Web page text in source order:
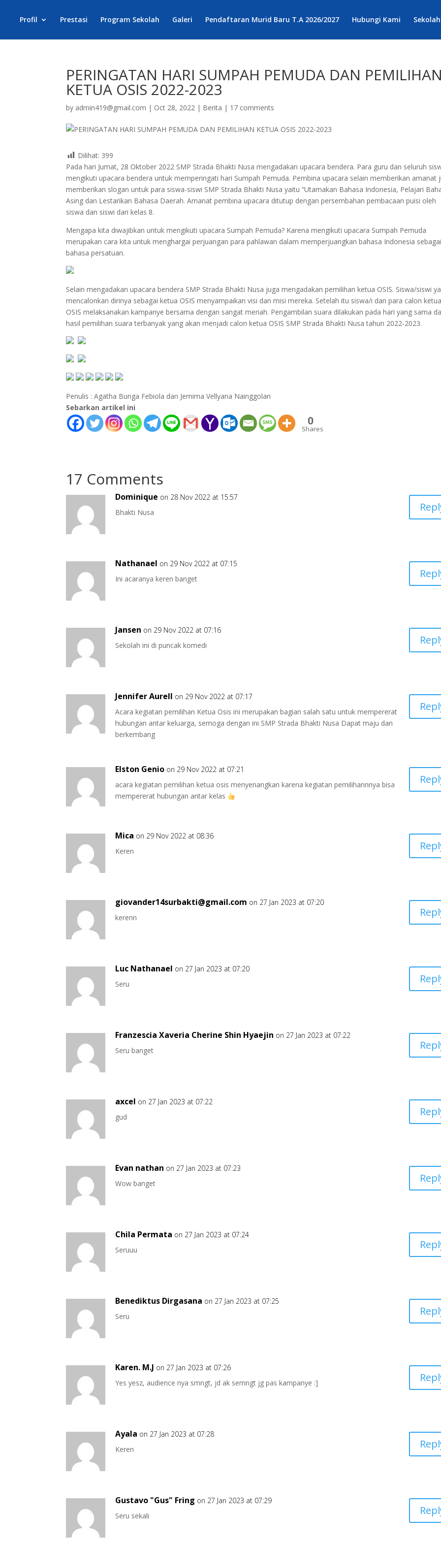
Profil Prestasi Program Sekolah Galeri Pendaftaran Murid Baru T.A 2026/2027 Hubungi Kami Sekolah
PERINGATAN HARI SUMPAH PEMUDA DAN PEMILIHAN
KETUA OSIS 2022-2023
by admin419@gmail.com | Oct 28, 2022 | Berita | 17 comments
Dilihat: 399
Pada hari Jumat, 28 Oktober 2022 SMP Strada Bhakti Nusa mengadakan upacara bendera. Para guru dan seluruh
mengikuti upacara bendera untuk memperingati hari Sumpah Pemuda. Pembina upacara selain memberikan amanat
memberikan slogan untuk para siswa-siswi SMP Strada Bhakti Nusa yaitu “Utamakan Bahasa Indonesia, Pelajari
Asing dan Lestarikan Bahasa Daerah. Amanat pembina upacara ditutup dengan persembahan pembacaan puisi oleh
siswa dan siswi dari kelas 8.
Mengapa kita diwajibkan untuk mengikuti upacara Sumpah Pemuda? Karena mengikuti upacara Sumpah Pemuda
merupakan cara kita untuk menghargai perjuangan para pahlawan dalam memperjuangkan bahasa Indonesia sebagai
bahasa persatuan.
Selain mengadakan upacara bendera SMP Strada Bhakti Nusa juga mengadakan pemilihan ketua OSIS. Siswa/siswi
mencalonkan dirinya sebagai ketua OSIS menyampaikan visi dan misi mereka. Setelah itu siswa/i dan para calon ketua
OSIS melaksanakan kampanye bersama dengan sangat meriah. Pengambilan suara dilakukan pada hari yang sama
hasil pemilihan suara terbanyak yang akan menjadi calon ketua OSIS SMP Strada Bhakti Nusa tahun 2022-2023.
Penulis : Agatha Bunga Febiola dan Jemima Vellyana Nainggolan
Sebarkan artikel ini
0
Shares
17 Comments
Dominique on 28 Nov 2022 at 15:57
Bhakti Nusa
Nathanael on 29 Nov 2022 at 07:15
Ini acaranya keren banget
Jansen on 29 Nov 2022 at 07:16
Sekolah ini di puncak komedi
Jennifer Aurell on 29 Nov 2022 at 07:17
Acara kegiatan pemilihan Ketua Osis ini merupakan bagian salah satu untuk mempererat
hubungan antar keluarga, semoga dengan ini SMP Strada Bhakti Nusa Dapat maju dan
berkembang
Elston Genio on 29 Nov 2022 at 07:21
acara kegiatan pemilihan ketua osis menyenangkan karena kegiatan pemilihannnya bisa
mempererat hubungan antar kelas
Mica on 29 Nov 2022 at 08:36
Keren
giovander14surbakti@gmail.com on 27 Jan 2023 at 07:20
kerenn
Luc Nathanael on 27 Jan 2023 at 07:20
Seru
Franzescia Xaveria Cherine Shin Hyaejin on 27 Jan 2023 at 07:22
Seru banget
axcel on 27 Jan 2023 at 07:22
gud
Evan nathan on 27 Jan 2023 at 07:23
Wow banget
Chila Permata on 27 Jan 2023 at 07:24
Seruuu
Benediktus Dirgasana on 27 Jan 2023 at 07:25
Seru
Karen. M.J on 27 Jan 2023 at 07:26
Yes yesz, audience nya smngt, jd ak semngt jg pas kampanye :]
Ayala on 27 Jan 2023 at 07:28
Keren
Gustavo "Gus" Fring on 27 Jan 2023 at 07:29
Seru sekali